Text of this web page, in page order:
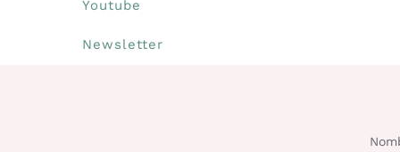
Youtube
Newsletter